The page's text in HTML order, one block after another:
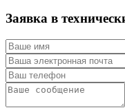
Заявка в